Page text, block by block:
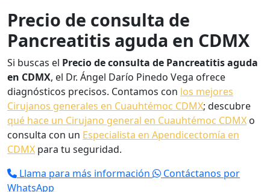
Precio de consulta de
Pancreatitis aguda en CDMX
Si buscas el Precio de consulta de Pancreatitis aguda
en CDMX, el Dr. Ángel Darío Pinedo Vega ofrece
diagnósticos precisos. Contamos con los mejores
Cirujanos generales en Cuauhtémoc CDMX; descubre
qué hace un Cirujano general en Cuauhtémoc CDMX o
consulta con un Especialista en Apendicectomía en
CDMX para tu seguridad.
Llama para más información
Contáctanos por
WhatsApp